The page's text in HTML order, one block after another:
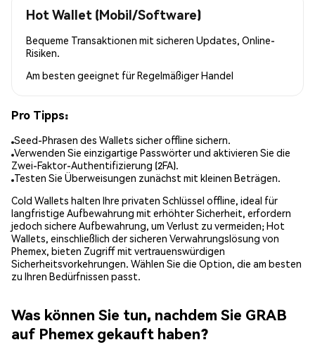
Hot Wallet (Mobil/Software)
Bequeme Transaktionen mit sicheren Updates, Online-
Risiken.
Am besten geeignet fürRegelmäßiger Handel
Pro Tipps:
Seed-Phrasen des Wallets sicher offline sichern.
Verwenden Sie einzigartige Passwörter und aktivieren Sie die
Zwei-Faktor-Authentifizierung (2FA).
Testen Sie Überweisungen zunächst mit kleinen Beträgen.
Cold Wallets halten Ihre privaten Schlüssel offline, ideal für
langfristige Aufbewahrung mit erhöhter Sicherheit, erfordern
jedoch sichere Aufbewahrung, um Verlust zu vermeiden; Hot
Wallets, einschließlich der sicheren Verwahrungslösung von
Phemex, bieten Zugriff mit vertrauenswürdigen
Sicherheitsvorkehrungen. Wählen Sie die Option, die am besten
zu Ihren Bedürfnissen passt.
Was können Sie tun, nachdem Sie GRAB
auf Phemex gekauft haben?